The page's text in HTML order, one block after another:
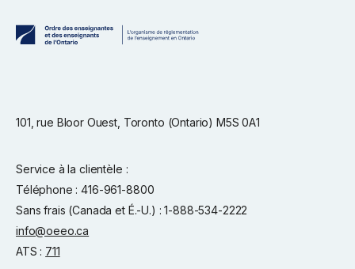
101, rue Bloor Ouest, Toronto (Ontario) M5S 0A1
Service à la clientèle :
Téléphone : 416-961-8800
Sans frais (Canada et É.-U.) : 1-888-534-2222
info@oeeo.ca
ATS : 711